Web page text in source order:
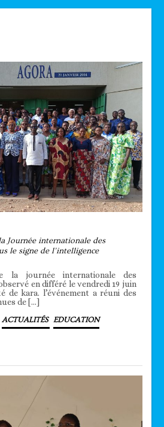
Journée internationale des
le signe de l’intelligence
la journée internationale des
en différé le vendredi 19 juin
de kara. l’événement a réuni des
de […]
ACTUALITÉS EDUCATION